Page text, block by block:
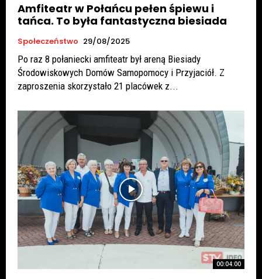
Amfiteatr w Połańcu pełen śpiewu i
tańca. To była fantastyczna biesiada
Społeczeństwo 29/08/2025
Po raz 8 połaniecki amfiteatr był areną Biesiady
Środowiskowych Domów Samopomocy i Przyjaciół. Z
zaproszenia skorzystało 21 placówek z...
00:04:00